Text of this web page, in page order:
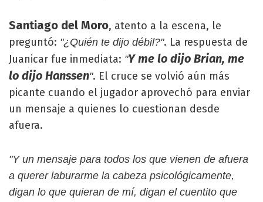
Santiago del Moro, atento a la escena, le
preguntó: "¿Quién te dijo débil?". La respuesta de
Juanicar fue inmediata: "Y me lo dijo Brian, me
lo dijo Hanssen". El cruce se volvió aún más
picante cuando el jugador aprovechó para enviar
un mensaje a quienes lo cuestionan desde
afuera.
"Y un mensaje para todos los que vienen de afuera
a querer laburarme la cabeza psicológicamente,
digan lo que quieran de mí, digan el cuentito que